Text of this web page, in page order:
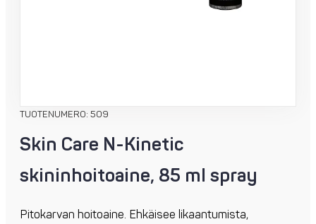
TUOTENUMERO: 509
Skin Care N-Kinetic
skininhoitoaine, 85 ml spray
Pitokarvan hoitoaine. Ehkäisee likaantumista,